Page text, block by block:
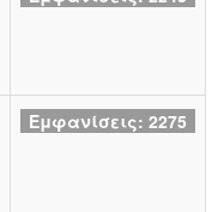
Εμφανίσεις: 2275